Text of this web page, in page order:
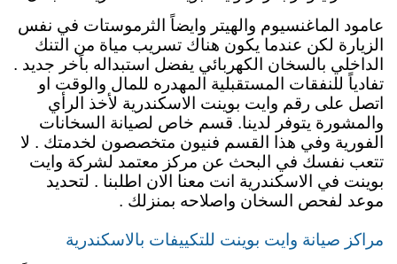
عامود الماغنسيوم والهيتر وايضاً الثرموستات في نفس
الزيارة لكن عندما يكون هناك تسريب مياة من التنك
الداخلي بالسخان الكهربائي يفضل استبداله باَخر جديد .
تفادياً للنفقات المستقبلية المهدره للمال والوقت او
اتصل على رقم وايت بوينت الاسكندرية لأخذ الرأي
والمشورة يتوفر لدينا. قسم خاص لصيانة السخانات
الفورية وفي هذا القسم فنيون متخصصون لخدمتك . لا
تتعب نفسك في البحث عن مركز معتمد لشركة وايت
بوينت في الاسكندرية انت معنا الان اطلبنا . لتحديد
موعد لفحص السخان واصلاحه بمنزلك .
مراكز صيانة وايت بوينت للتكييفات بالاسكندرية